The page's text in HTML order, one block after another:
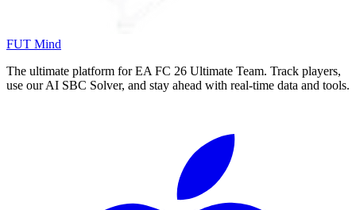
FUT Mind
The ultimate platform for EA FC 26 Ultimate Team. Track players,
use our AI SBC Solver, and stay ahead with real-time data and tools.